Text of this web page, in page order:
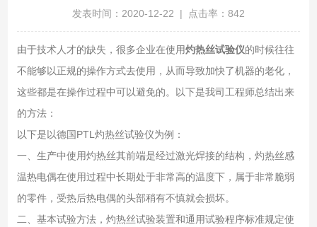
发表时间：2020-12-22 | 点击率：842
由于技术人才的缺失，很多企业在使用灼热丝试验仪的时候往往
不能够以正规的操作方式去使用，从而导致加快了机器的老化，
这些都是在操作过程中可以避免的。以下是我司工程师总结出来
的方法：
以下是以德国PTL灼热丝试验仪为例：
一、生产中使用灼热丝其前端是经过激光焊接的结构，灼热丝感
温热电偶在使用过程中长期处于非常高的温度下，属于非常脆弱
的零件，受热后热电偶的头部稍有不慎就会损坏。
二、基本试验方法，灼热丝试验装置和通用试验程序标准规定使